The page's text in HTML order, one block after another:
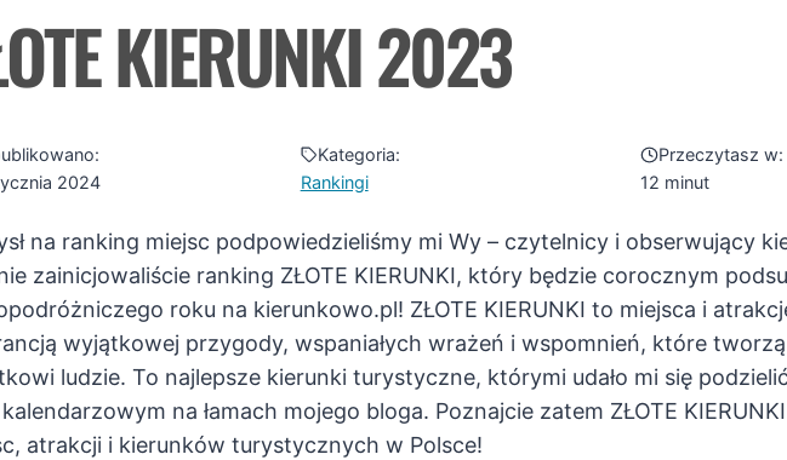
KIERUNKI 2023
2024
Kategoria:
Rankingi
Przeczytasz w:
12 minut
na ranking miejsc podpowiedzieliśmy mi Wy – czytelnicy i obserwujący
zainicjowaliście ranking ZŁOTE KIERUNKI, który będzie corocznym
roku na kierunkowo.pl! ZŁOTE KIERUNKI to miejsca i
wyjątkowej przygody, wspaniałych wrażeń i wspomnień, które
ludzie. To najlepsze kierunki turystyczne, którymi udało mi się
na łamach mojego bloga. Poznajcie zatem ZŁOTE
atrakcji i kierunków turystycznych w Polsce!